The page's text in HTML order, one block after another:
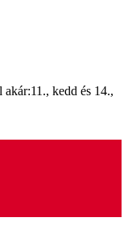
akár:11., kedd és 14.,